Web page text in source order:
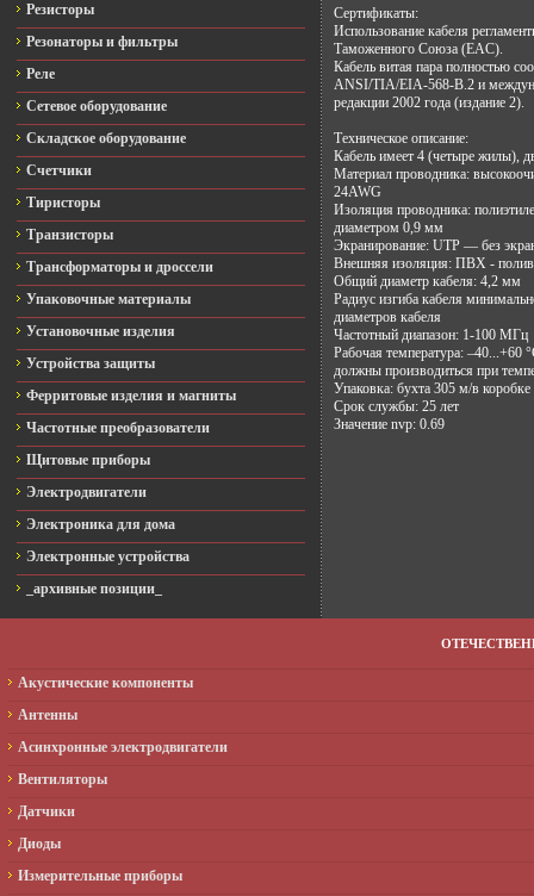
Резисторы
Резонаторы и фильтры
Реле
Сетевое оборудование
Складское оборудование
Счетчики
Тиристоры
Транзисторы
Трансформаторы и дроссели
Упаковочные материалы
Установочные изделия
Устройства защиты
Ферритовые изделия и магниты
Частотные преобразователи
Щитовые приборы
Электродвигатели
Электроника для дома
Электронные устройства
_архивные позиции_
Сертификаты:
Использование кабеля
Таможенного Союза (EAC).
Кабель витая пара полностью
ANSI/TIA/EIA-568-B.2 и
редакции 2002 года (издание 2).
Техническое описание:
Кабель имеет 4 (четыре жилы),
Материал проводника:
24AWG
Изоляция проводника:
диаметром 0,9 мм
Экранирование: UTP — без
Внешняя изоляция: ПВХ -
Общий диаметр кабеля: 4,2 мм
Радиус изгиба кабеля
диаметров кабеля
Частотный диапазон: 1-100 МГц
Рабочая температура: –40...+60
должны производиться при
Упаковка: бухта 305 м/в
Срок службы: 25 лет
Значение nvp: 0.69
Акустические компоненты
Антенны
Асинхронные электродвигатели
Вентиляторы
Датчики
Диоды
Измерительные приборы